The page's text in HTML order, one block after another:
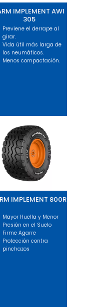
IMPLEMENT AWI
305
Previene el derrape al
girar.
Vida útil más larga de
los neumáticos.
Menos compactación.
IMPLEMENT 800R
Mayor Huella y Menor
Presión en el Suelo
Firme Agarre
Protección contra
pinchazos